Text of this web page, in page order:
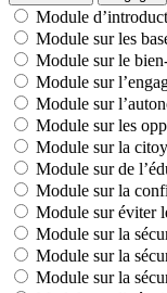
Module
Module sur les
Module sur le
Module sur
Module sur
Module sur les
Module sur la
Module sur de
Module sur la
Module sur éviter
Module sur la
Module sur la
Module sur la